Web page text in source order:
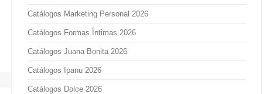
Catálogos Marketing Personal 2026
Catálogos Formas Íntimas 2026
Catálogos Juana Bonita 2026
Catálogos Ipanu 2026
Catálogos Dolce 2026